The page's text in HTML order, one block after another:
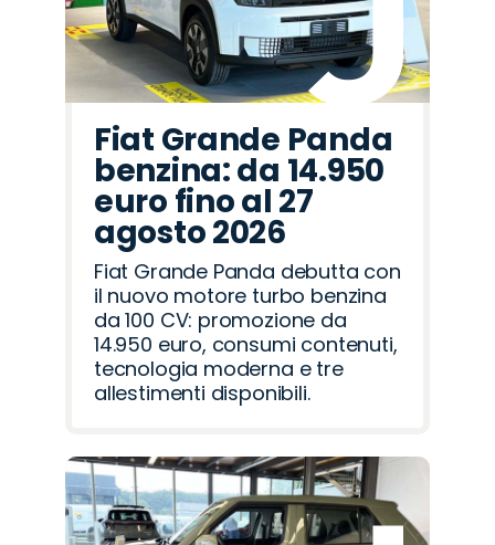
Fiat Grande Panda
benzina: da 14.950
euro fino al 27
agosto 2026
Fiat Grande Panda debutta con
il nuovo motore turbo benzina
da 100 CV: promozione da
14.950 euro, consumi contenuti,
tecnologia moderna e tre
allestimenti disponibili.